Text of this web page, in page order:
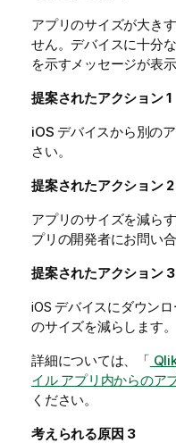
アプリのサイズが大きす
せん。デバイスに十分
を示すメッセージが表示
提案されたアクション1
iOS デバイスから別の
さい。
提案されたアクション 2
アプリのサイズを減ら
プリの開発者にお問い
提案されたアクション 3
iOS デバイスにダウン
のサイズを減らします。
詳細については、「
イル アプリ内からのア
ください。
考えられる原因 3